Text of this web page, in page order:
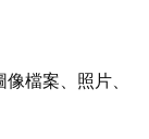
檔案、照片、